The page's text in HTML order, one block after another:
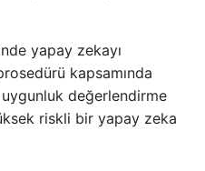
yapay zekayı
kapsamında
değerlendirme
riskli bir yapay zeka